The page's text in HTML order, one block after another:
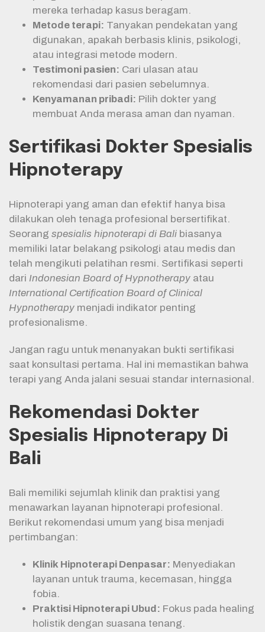
mereka terhadap kasus beragam.
Metode terapi: Tanyakan pendekatan yang
digunakan, apakah berbasis klinis, psikologi,
atau integrasi metode modern.
Testimoni pasien: Cari ulasan atau
rekomendasi dari pasien sebelumnya.
Kenyamanan pribadi: Pilih dokter yang
membuat Anda merasa aman dan nyaman.
Sertifikasi Dokter Spesialis
Hipnoterapy
Hipnoterapi yang aman dan efektif hanya bisa
dilakukan oleh tenaga profesional bersertifikat.
Seorang spesialis hipnoterapi di Bali biasanya
memiliki latar belakang psikologi atau medis dan
telah mengikuti pelatihan resmi. Sertifikasi seperti
dari Indonesian Board of Hypnotherapy atau
International Certification Board of Clinical
Hypnotherapy menjadi indikator penting
profesionalisme.
Jangan ragu untuk menanyakan bukti sertifikasi
saat konsultasi pertama. Hal ini memastikan bahwa
terapi yang Anda jalani sesuai standar internasional.
Rekomendasi Dokter
Spesialis Hipnoterapy Di
Bali
Bali memiliki sejumlah klinik dan praktisi yang
menawarkan layanan hipnoterapi profesional.
Berikut rekomendasi umum yang bisa menjadi
pertimbangan:
Klinik Hipnoterapi Denpasar: Menyediakan
layanan untuk trauma, kecemasan, hingga
fobia.
Praktisi Hipnoterapi Ubud: Fokus pada healing
holistik dengan suasana tenang.